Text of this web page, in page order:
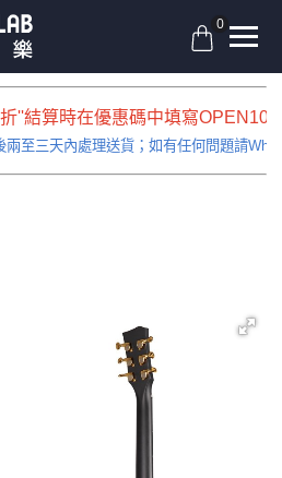
0
''結算時在優惠碼中填寫OPEN10
至三天內處理送貨；如有任何問題請